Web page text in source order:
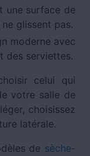
une surface de
glissent pas.
moderne avec
des serviettes.
celui qui
votre salle de
choisissez
latérale.
de sèche-